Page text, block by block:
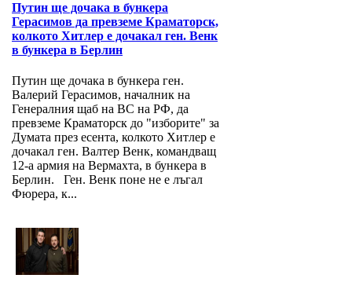
Путин ще дочака в бункера
Герасимов да превземе Краматорск,
колкото Хитлер е дочакал ген. Венк
в бункера в Берлин
Путин ще дочака в бункера ген.
Валерий Герасимов, началник на
Генералния щаб на ВС на РФ, да
превземе Краматорск до "изборите" за
Думата през есента, колкото Хитлер е
дочакал ген. Валтер Венк, командващ
12-а армия на Вермахта, в бункера в
Берлин. Ген. Венк поне не е лъгал
Фюрера, к...